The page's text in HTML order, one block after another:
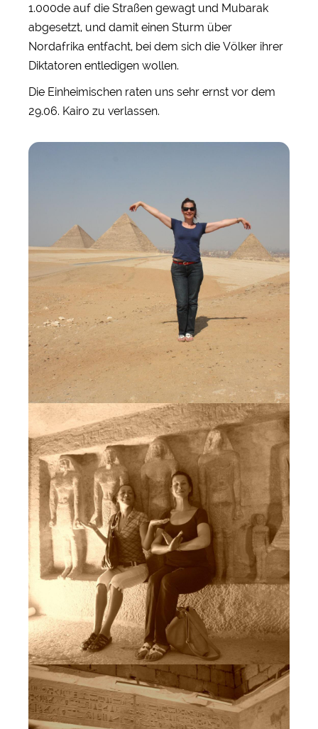
1.000de auf die Straßen gewagt und Mubarak
abgesetzt, und damit einen Sturm über
Nordafrika entfacht, bei dem sich die Völker ihrer
Diktatoren entledigen wollen.
Die Einheimischen raten uns sehr ernst vor dem
29.06. Kairo zu verlassen.